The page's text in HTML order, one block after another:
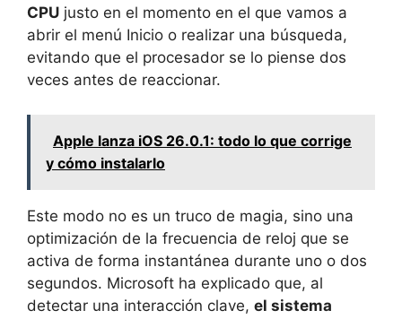
CPU justo en el momento en el que vamos a
abrir el menú Inicio o realizar una búsqueda,
evitando que el procesador se lo piense dos
veces antes de reaccionar.
Apple lanza iOS 26.0.1: todo lo que corrige
y cómo instalarlo
Este modo no es un truco de magia, sino una
optimización de la frecuencia de reloj que se
activa de forma instantánea durante uno o dos
segundos. Microsoft ha explicado que, al
detectar una interacción clave, el sistema